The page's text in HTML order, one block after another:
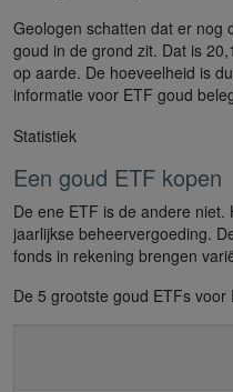
Geologen schatten dat er nog
goud in de grond zit. Dat is
op aarde. De hoeveelheid is
informatie voor ETF goud
Statistiek
Een goud ETF kopen
De ene ETF is de andere
jaarlijkse beheervergoeding.
fonds in rekening brengen
De 5 grootste goud ETFs